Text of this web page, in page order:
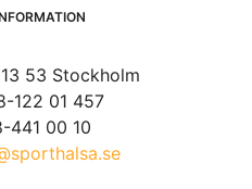
53 Stockholm
122 01 457
441 00 10